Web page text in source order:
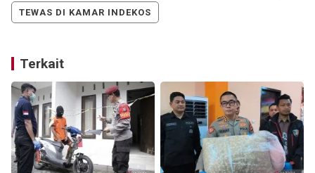
TEWAS DI KAMAR INDEKOS
Terkait